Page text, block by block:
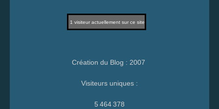
1 visiteur actuellement sur ce site
Création du Blog : 2007
Visiteurs uniques :
5 464 378